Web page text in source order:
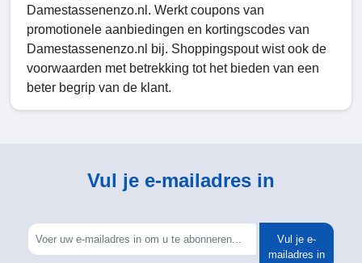
Damestassenenzo.nl. Werkt coupons van
promotionele aanbiedingen en kortingscodes van
Damestassenenzo.nl bij. Shoppingspout wist ook de
voorwaarden met betrekking tot het bieden van een
beter begrip van de klant.
Vul je e-mailadres in
Vul je e-
mailadres in